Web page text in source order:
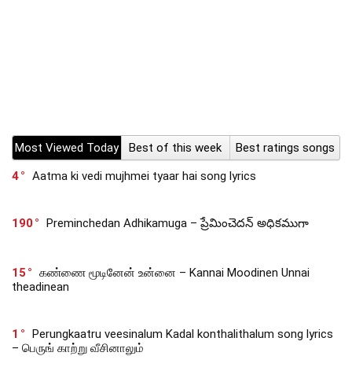
Most Viewed Today Best of this week
Best ratings songs
4
Aatma ki vedi mujhmei tyaar hai song lyrics
190 Preminchedan Adhikamuga – ప్రేమించెదన్ అధికముగా
15
கண்ணை மூடினேன் உன்னை – Kannai Moodinen Unnai
theadinean
1
Perungkaatru veesinalum Kadal konthalithalum song lyrics
– பெருங் காற்று வீசினாலும்